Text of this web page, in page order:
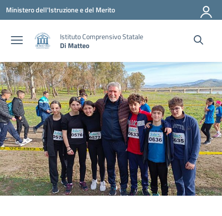
Vai ai contenuti
Vai al menu di navigazione
Vai al footer
Ministero dell'Istruzione e del Merito
Istituto Comprensivo Statale
Di Matteo